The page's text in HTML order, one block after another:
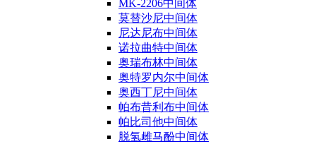
MK-2206中间体
莫替沙尼中间体
尼达尼布中间体
诺拉曲特中间体
奥瑞布林中间体
奥特罗内尔中间体
奥西丁尼中间体
帕布昔利布中间体
帕比司他中间体
脱氢雌马酚中间体